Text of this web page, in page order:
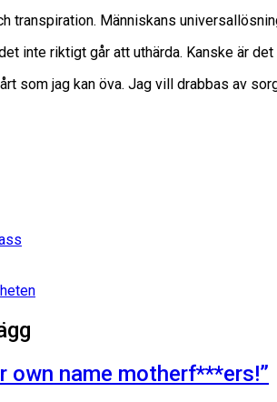
transpiration. Människans
inte riktigt går att uthärda. Kanske är
som jag kan öva. Jag vill drabbas av
own name motherf***ers!”